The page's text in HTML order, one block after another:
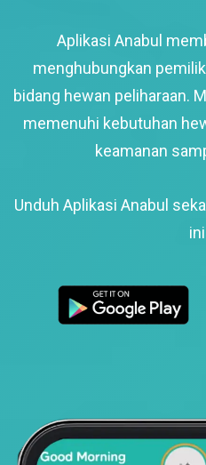
Aplikasi Anabul
menghubungkan
bidang hewan peliharaan.
memenuhi kebutuhan
keamanan
Unduh Aplikasi Anabul